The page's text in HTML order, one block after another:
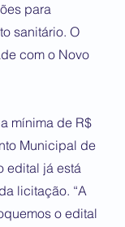
para
sanitário. O
com o Novo
mínima de R$
Municipal de
edital já está
licitação. “A
o edital